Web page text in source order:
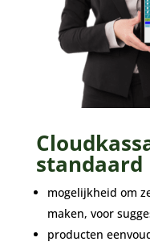
standaard
mogelijkheid om
maken, voor
producten